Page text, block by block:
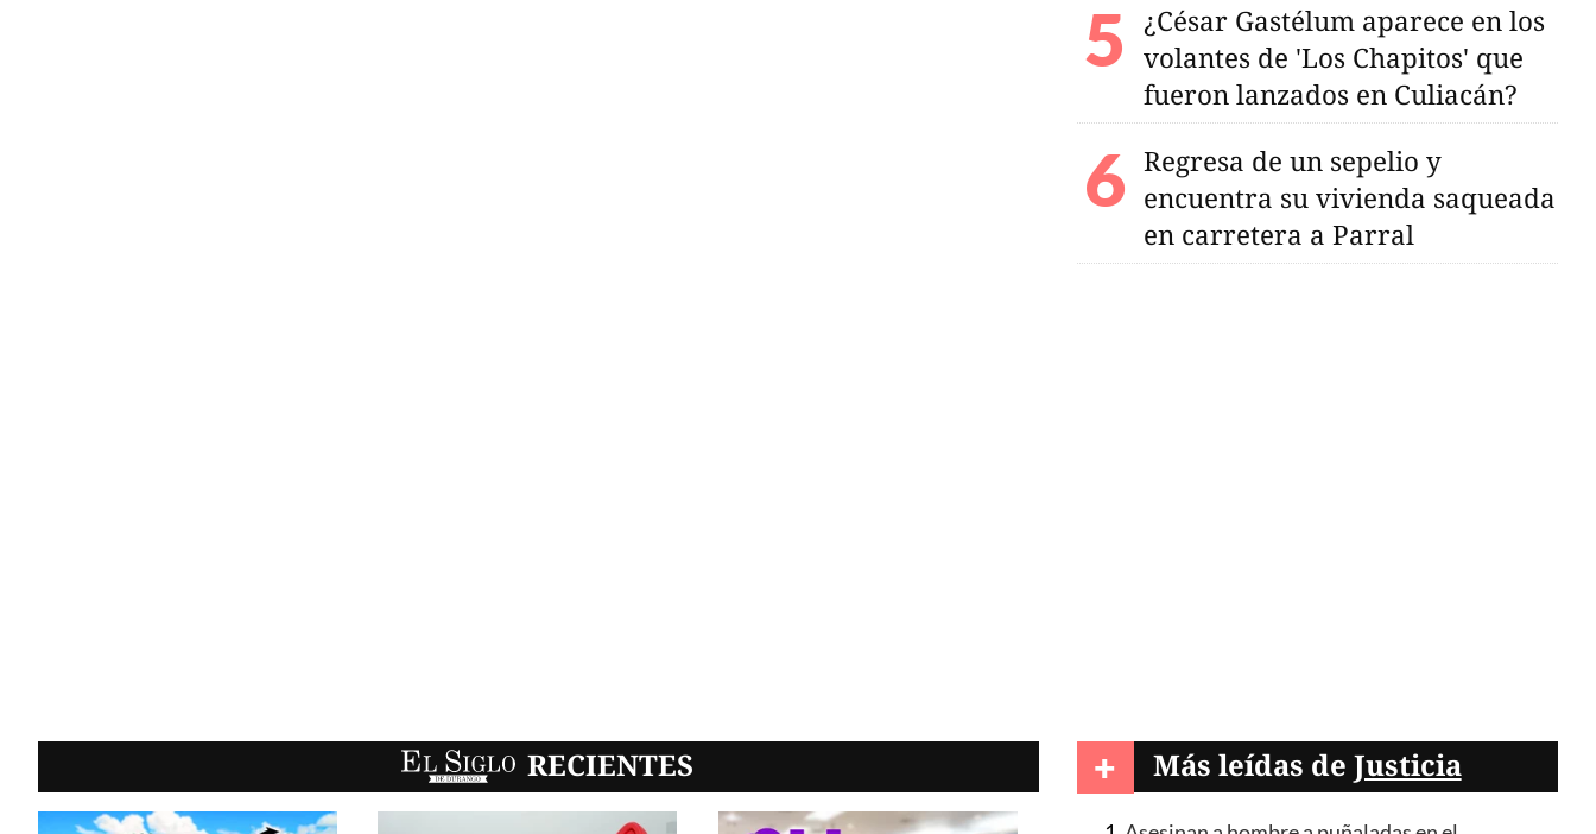
¿César Gastélum aparece en los
volantes de 'Los Chapitos' que
fueron lanzados en Culiacán?
Regresa de un sepelio y
encuentra su vivienda saqueada
en carretera a Parral
EL SIGLO RECIENTES + Más leídas de Justicia